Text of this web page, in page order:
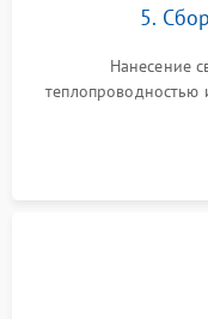
5.
Нанесение
теплопроводностью
шлейфов, модулей